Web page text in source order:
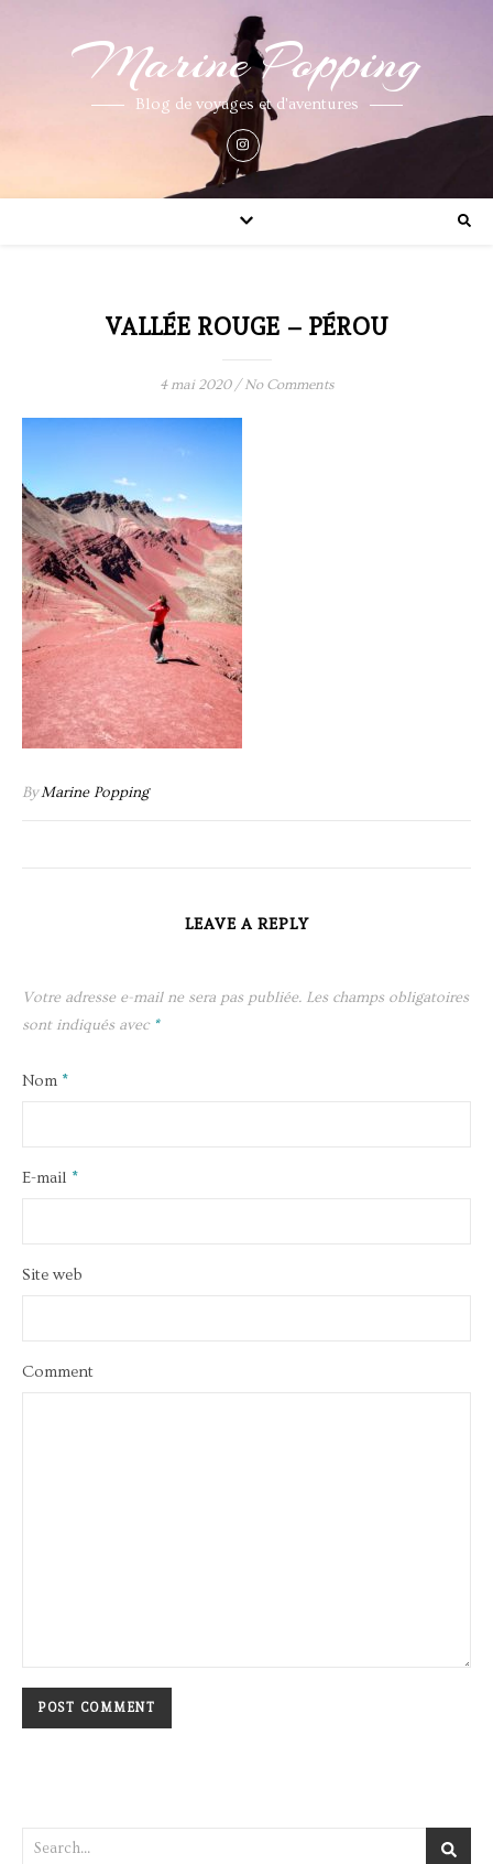
Marine Popping
Blog de voyages et d'aventures
VALLÉE ROUGE – PÉROU
4 mai 2020 / No Comments
ByMarine Popping
LEAVE A REPLY
Votre adresse e-mail ne sera pas publiée. Les champs obligatoires
sont indiqués avec *
Nom *
E-mail *
Site web
Comment